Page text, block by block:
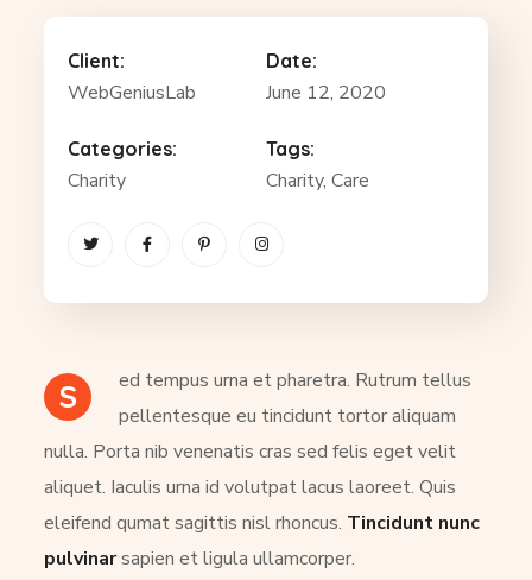
S
ed tempus urna et pharetra. Rutrum tellus
pellentesque eu tincidunt tortor aliquam
nulla. Porta nib venenatis cras sed felis eget velit
aliquet. Iaculis urna id volutpat lacus laoreet. Quis
eleifend qumat sagittis nisl rhoncus. Tincidunt nunc
pulvinarsapien et ligula ullamcorper.
Client:
WebGeniusLab
Date:
June 12, 2020
Categories:
Charity
Tags:
Charity, Care